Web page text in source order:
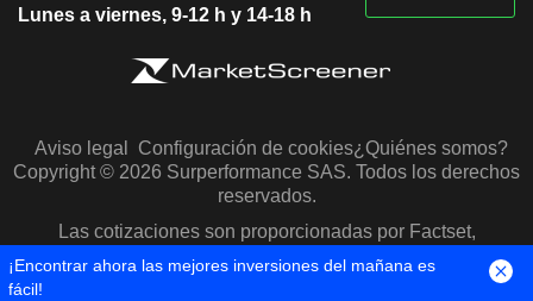
Lunes a viernes, 9-12 h y 14-18 h
Aviso legal Configuración de cookies¿Quiénes somos?
Copyright © 2026 Surperformance SAS. Todos los derechos
reservados.
Las cotizaciones son proporcionadas por Factset,
Morningstar y S&P Capital IQ
¡Encontrar ahora las mejores inversiones del mañana es
fácil!